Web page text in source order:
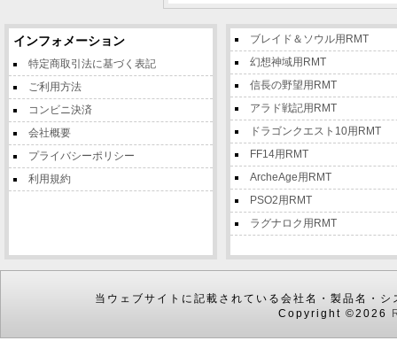
インフォメーション
特定商取引法に基づく表記
ご利用方法
コンビニ決済
会社概要
プライバシーポリシー
利用規約
ブレイド＆ソウル用RMT
幻想神域用RMT
信長の野望用RMT
アラド戦記用RMT
ドラゴンクエスト10用RMT
FF14用RMT
ArcheAge用RMT
PSO2用RMT
ラグナロク用RMT
当ウェブサイトに記載されている会社名・製品名・
Copyright ©2026